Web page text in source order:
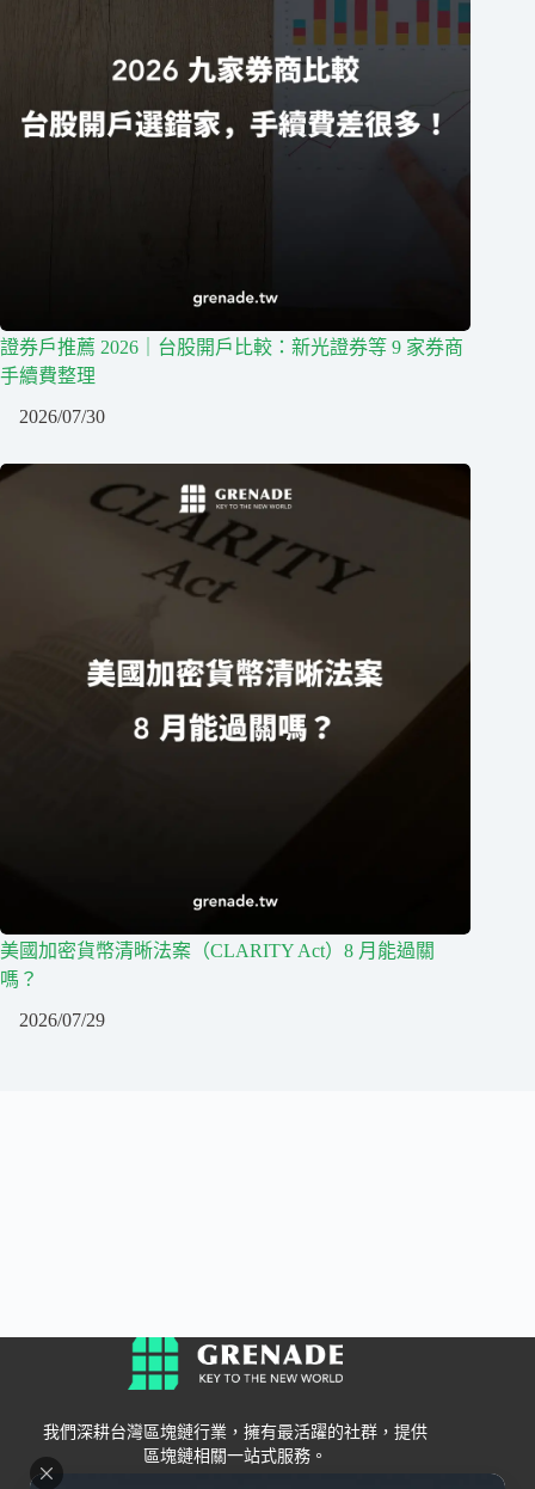
證券戶推薦 2026｜台股開戶比較：新光證券等 9 家券商
手續費整理
2026/07/30
美國加密貨幣清晰法案（CLARITY Act）8 月能過關
嗎？
2026/07/29
我們深耕台灣區塊鏈行業，擁有最活躍的社群，提供
區塊鏈相關一站式服務。